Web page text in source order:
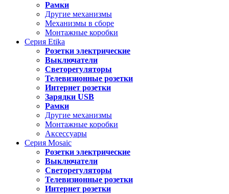
Рамки
Другие механизмы
Механизмы в сборе
Монтажные коробки
Серия Etika
Розетки электрические
Выключатели
Светорегуляторы
Телевизионные розетки
Интернет розетки
Зарядки USB
Рамки
Другие механизмы
Монтажные коробки
Аксессуары
Серия Mosaic
Розетки электрические
Выключатели
Светорегуляторы
Телевизионные розетки
Интернет розетки